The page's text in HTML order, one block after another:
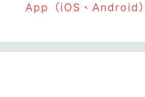
App（iOS、Android）